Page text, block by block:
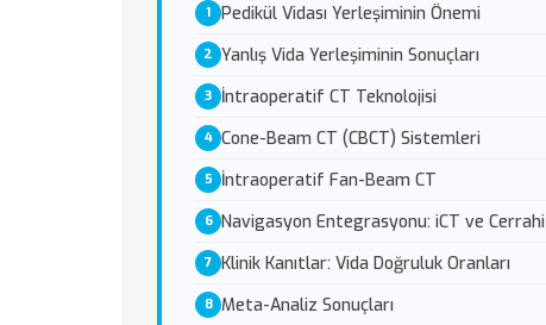
Pedikül Vidası Yerleşiminin Önemi
Yanlış Vida Yerleşiminin Sonuçları
İntraoperatif CT Teknolojisi
Cone-Beam CT (CBCT) Sistemleri
İntraoperatif Fan-Beam CT
Navigasyon Entegrasyonu: iCT ve
Klinik Kanıtlar: Vida Doğruluk Oranları
Meta-Analiz Sonuçları